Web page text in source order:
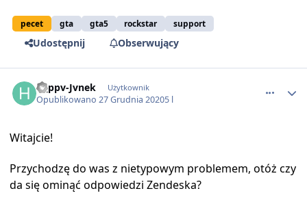
pecet gta gta5 rockstar support
Udostępnij Obserwujący
H_ppv-Jvnek Użytkownik
Opublikowano27 Grudnia 20205 l
Witajcie!
Przychodzę do was z nietypowym problemem, otóż czy
da się ominąć odpowiedzi Zendeska?